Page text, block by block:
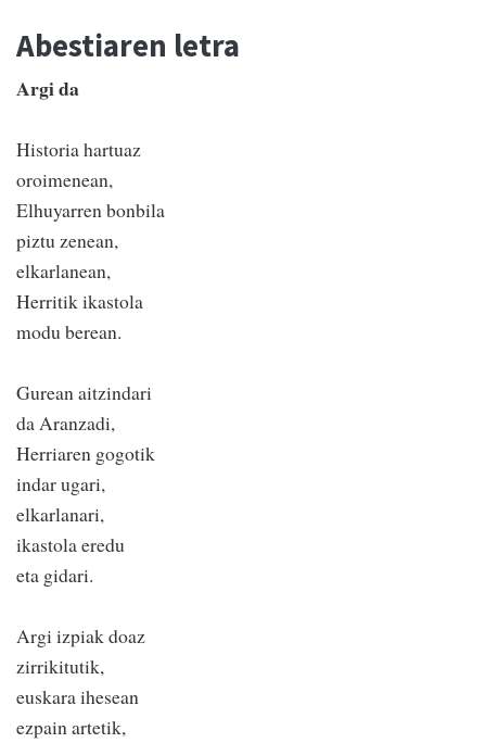
Abestiaren letra
Argi da
Historia hartuaz
oroimenean,
Elhuyarren bonbila
piztu zenean,
elkarlanean,
Herritik ikastola
modu berean.
Gurean aitzindari
da Aranzadi,
Herriaren gogotik
indar ugari,
elkarlanari,
ikastola eredu
eta gidari.
Argi izpiak doaz
zirrikitutik,
euskara ihesean
ezpain artetik,